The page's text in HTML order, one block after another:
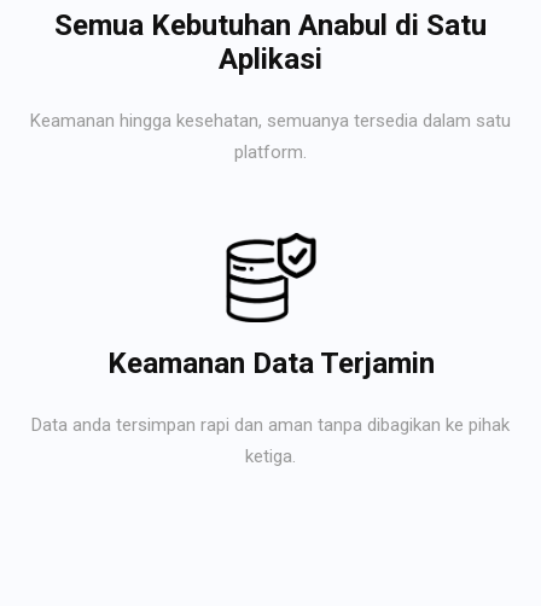
Semua Kebutuhan Anabul di Satu
Aplikasi
Keamanan hingga kesehatan, semuanya tersedia dalam satu
platform.
Keamanan Data Terjamin
Data anda tersimpan rapi dan aman tanpa dibagikan ke pihak
ketiga.